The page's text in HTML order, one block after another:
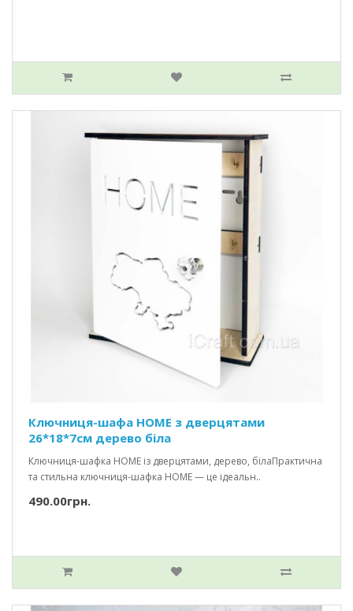
Ключниця-шафа HOME з дверцятами
26*18*7см дерево біла
Ключниця-шафка HOME із дверцятами, дерево, білаПрактична
та стильна ключниця-шафка HOME — це ідеальн..
490.00грн.